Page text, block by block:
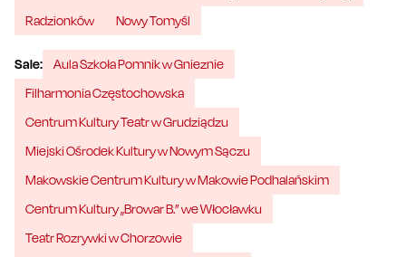
Radzionków
Nowy Tomyśl
Sale:
Aula Szkoła Pomnik w Gnieznie
Filharmonia Częstochowska
Centrum Kultury Teatr w Grudziądzu
Miejski Ośrodek Kultury w Nowym Sączu
Makowskie Centrum Kultury w Makowie Podhalańskim
Centrum Kultury „Browar B.” we Włocławku
Teatr Rozrywki w Chorzowie